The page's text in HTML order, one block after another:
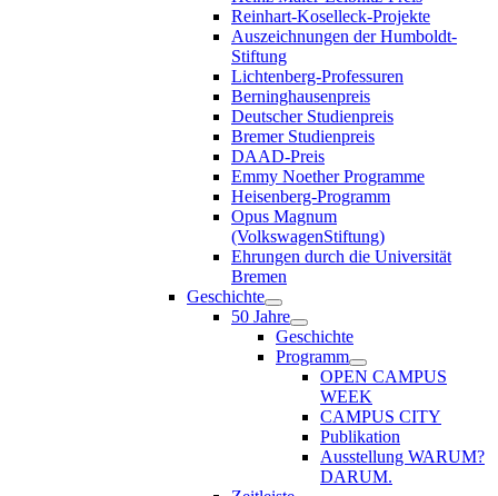
Reinhart-Koselleck-Projekte
Auszeichnungen der Humboldt-
Stiftung
Lichtenberg-Professuren
Berninghausenpreis
Deutscher Studienpreis
Bremer Studienpreis
DAAD-Preis
Emmy Noether Programme
Heisenberg-Programm
Opus Magnum
(VolkswagenStiftung)
Ehrungen durch die Universität
Bremen
Geschichte
50 Jahre
Geschichte
Programm
OPEN CAMPUS
WEEK
CAMPUS CITY
Publikation
Ausstellung WARUM?
DARUM.